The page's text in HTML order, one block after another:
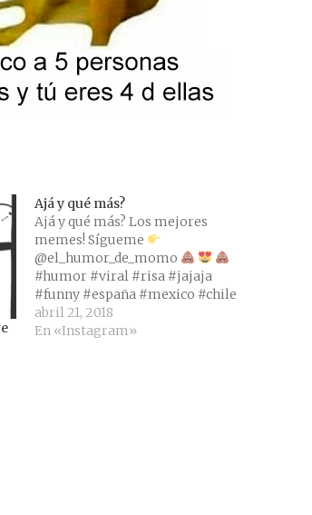
Ajá y qué más?
Ajá y qué más? Los mejores
memes! Sígueme
@el_humor_de_momo
#humor #viral #risa #jajaja
#funny #españa #mexico #chile
#venezuela #peru #followme
#follow #fun #smile #moriderisa
abril 21, 2018
En «Instagram»